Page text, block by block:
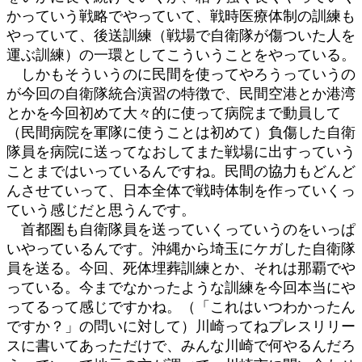
かっていう戦略でやっていて、戦時医療体制の訓練も
やっていて、後送訓練（戦場で自衛隊が傷ついた人を
運ぶ訓練）の一環としてこういうことをやっている。
しかもそういうのに民間を使ってやろうっていうの
が今回の自衛隊統合演習の特徴で、民間空港とか港湾
とかを今回初めて大々的に使って病院まで動員して
（民間病院を軍隊に使うことは初めて）負傷した自衛
隊員を病院に送ってなおしてまた戦場に出すっていう
ことまではいっているんですね。民間の協力もどんど
んさせていって、日本全体で戦時体制を作っていくっ
ていう感じだと思うんです。
首都圏も自衛隊員を送っていくっていうのをいっぱ
いやっているんです。沖縄から埼玉にケガした自衛隊
員を送る。今回、死体埋葬訓練とか、それは那覇でや
っている。今までなかったような訓練を今回本当にや
ってるって感じですかね。（「これはいつわかったん
ですか？」の問いに対して）川崎ってねプレスリリー
スに書いてあっただけで、みんな川崎で何やるんだろ